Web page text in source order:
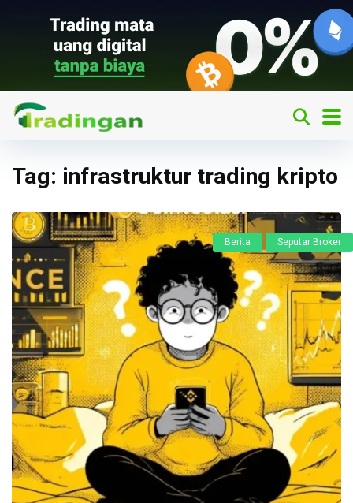
Tag: infrastruktur trading kripto
Berita Seputar Broker